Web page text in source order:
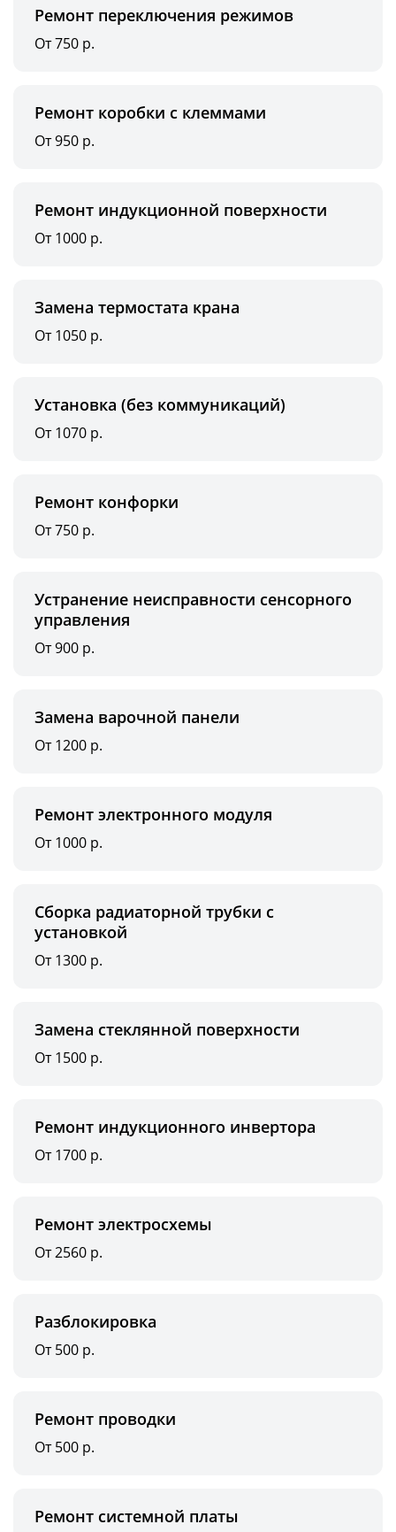
Ремонт переключения режимов
От 750 р.
Ремонт коробки с клеммами
От 950 р.
Ремонт индукционной поверхности
От 1000 р.
Замена термостата крана
От 1050 р.
Установка (без коммуникаций)
От 1070 р.
Ремонт конфорки
От 750 р.
Устранение неисправности сенсорного
управления
От 900 р.
Замена варочной панели
От 1200 р.
Ремонт электронного модуля
От 1000 р.
Сборка радиаторной трубки с
установкой
От 1300 р.
Замена стеклянной поверхности
От 1500 р.
Ремонт индукционного инвертора
От 1700 р.
Ремонт электросхемы
От 2560 р.
Разблокировка
От 500 р.
Ремонт проводки
От 500 р.
Ремонт системной платы